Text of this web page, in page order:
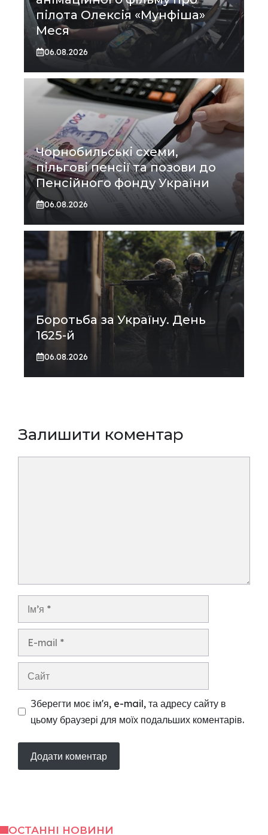
пілота Олексія «Мунфіша»
Меся
06.08.2026
Чорнобильські схеми,
пільгові пенсії та позови до
Пенсійного фонду України
06.08.2026
Боротьба за Україну. День
1625-й
06.08.2026
Залишити коментар
Зберегти моє ім'я, e-mail, та адресу сайту в
цьому браузері для моїх подальших коментарів.
ОСТАННІ НОВИНИ